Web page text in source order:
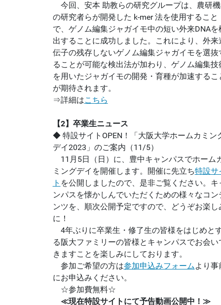
今回、安本 助教らの研究グループは、農研
の研究者らが開発した k-mer 法を使用すること
で、ゲノム編集ジャガイモ中の短い外来DNAを
出することに成功しました。これにより、外来
伝子の残存しないゲノム編集ジャガイモを選抜
ることが可能な検出法が加わり、ゲノム編集技
を用いたジャガイモの開発・育種が加速するこ
が期待されます。
⇒詳細はこちら
【2】卒業生ニュース
◆ 特設サイトOPEN！「大阪大学ホームカミン
デイ2023」のご案内（11/5）
11月5日（日）に、豊中キャンパスでホーム
ミングデイを開催します。開催に先立ち特設サ
ト を公開しましたので、是非ご覧ください。キ
ンパスを懐かしんでいただくための様々なコン
ンツを、順次公開予定ですので、どうぞお楽し
に！
4年ぶりに卒業生・修了生の皆様をはじめと
る阪大ファミリーの皆様とキャンパスでお会い
きますことを楽しみにしております。
参加ご希望の方は参加申込みフォームより事
にお申込みください。
☆参加費無料☆
≪現在特設サイトにて予告動画公開中！≫